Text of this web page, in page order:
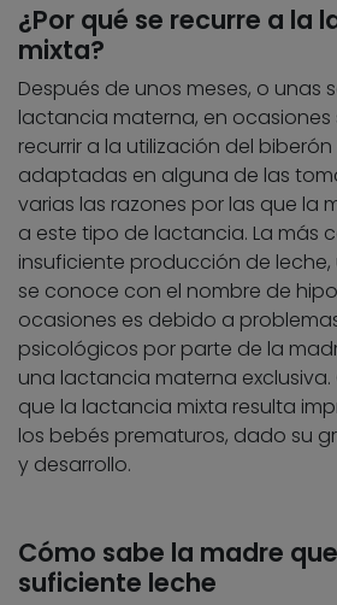
¿Por qué se recurre a la
mixta?
Después de unos meses, o unas
lactancia materna, en ocasiones
recurrir a la utilización del
adaptadas en alguna de las
varias las razones por las que la
a este tipo de lactancia. La más
insuficiente producción de
se conoce con el nombre de
ocasiones es debido a
psicológicos por parte de la
una lactancia materna exclusiva.
que la lactancia mixta resulta
los bebés prematuros, dado su
y desarrollo.
Cómo sabe la madre
suficiente leche